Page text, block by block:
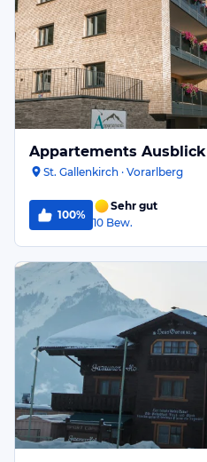
Appartements Ausblick
St. Gallenkirch · Vorarlberg
100%
Sehr gut
10 Bew.